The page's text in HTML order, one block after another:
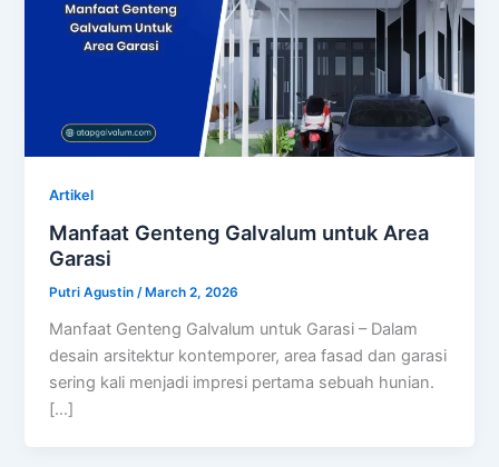
Artikel
Manfaat Genteng Galvalum untuk Area
Garasi
Putri Agustin/ March 2, 2026
Manfaat Genteng Galvalum untuk Garasi – Dalam
desain arsitektur kontemporer, area fasad dan garasi
sering kali menjadi impresi pertama sebuah hunian.
[…]